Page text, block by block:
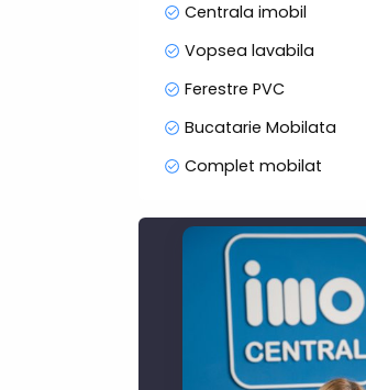
Centrala imobil
Vopsea lavabila
Ferestre PVC
Bucatarie Mobilata
Complet mobilat